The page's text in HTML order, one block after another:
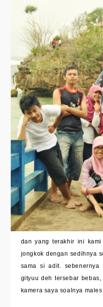
dan yang terakhir ini
jongkok dengan sedihnya
sama si adit.
gityuu deh tersebar
kamera saya soalnya